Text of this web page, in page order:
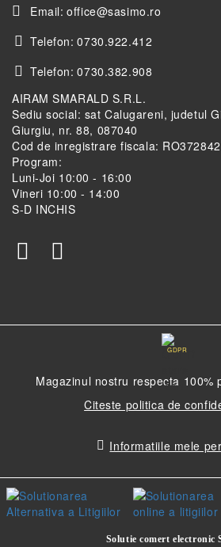
Email: office@sasimo.ro
Telefon: 0730.922.412
Telefon: 0730.382.908
AIRAM SMARALD S.R.L.
Sediu social: sat Calugareni, judetul
Giurgiu, nr. 88, 087040
Cod de inregistrare fiscala:
Program:
Luni-Joi 10:00 - 16:00
Vineri 10:00 - 14:00
S-D INCHIS
GDPR
Magazinul nostru respecta 100%
Citeste politica de
Informatiile mele
Solutie comert electronic